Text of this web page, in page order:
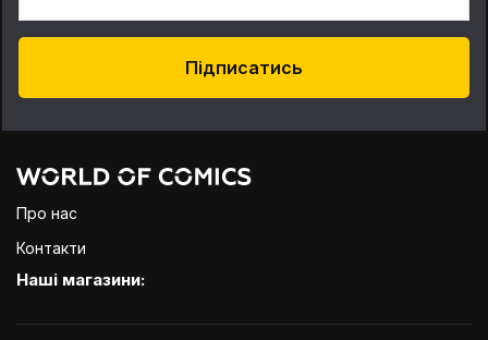
Підписатись
Про нас
Контакти
Наші магазини: